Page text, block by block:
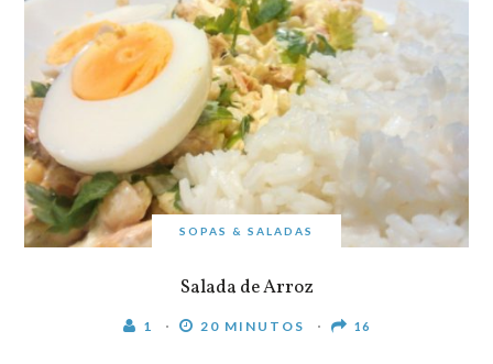
SOPAS & SALADAS
Salada de Arroz
1 20 MINUTOS 16